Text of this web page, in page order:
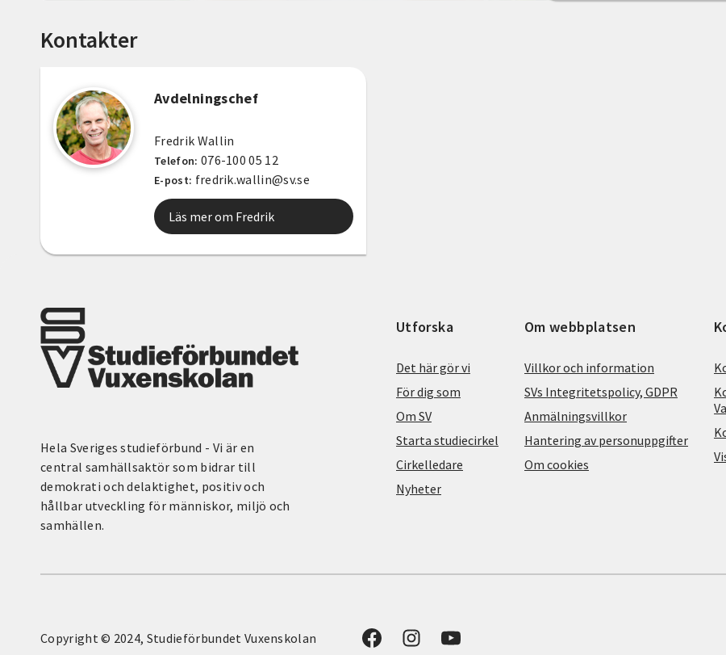
Kontakter
Avdelningschef
Fredrik Wallin
Telefon: 076-100 05 12
E-post: fredrik.wallin@sv.se
Läs mer om Fredrik
Hela Sveriges studieförbund - Vi är en
central samhällsaktör som bidrar till
demokrati och delaktighet, positiv och
hållbar utveckling för människor, miljö och
samhällen.
Utforska
Det här gör vi
För dig som
Om SV
Starta studiecirkel
Cirkelledare
Nyheter
Om webbplatsen
Villkor och information
SVs Integritetspolicy, GDPR
Anmälningsvillkor
Hantering av personuppgifter
Om cookies
Copyright © 2024, Studieförbundet Vuxenskolan